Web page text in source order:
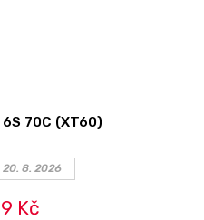
70C (XT60)
20. 8. 2026
Kč